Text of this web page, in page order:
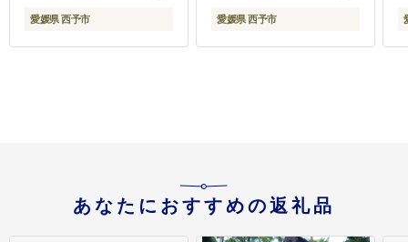
ク 飲料 果実飲料 飲み物
せ お祝い 特産品 愛媛県
愛媛県 西予市
くだもの フルーツ ミカ
産 株式会社三代目みか
愛媛県 西予市
あなたにおすすめの返礼品